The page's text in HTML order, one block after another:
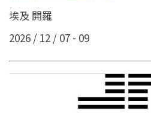
埃及 開羅
2026 / 12 / 07 - 09